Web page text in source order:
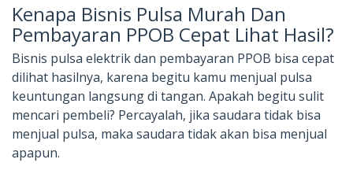
Kenapa Bisnis Pulsa Murah Dan
Pembayaran PPOB Cepat Lihat Hasil?
Bisnis pulsa elektrik dan pembayaran PPOB bisa cepat
dilihat hasilnya, karena begitu kamu menjual pulsa
keuntungan langsung di tangan. Apakah begitu sulit
mencari pembeli? Percayalah, jika saudara tidak bisa
menjual pulsa, maka saudara tidak akan bisa menjual
apapun.